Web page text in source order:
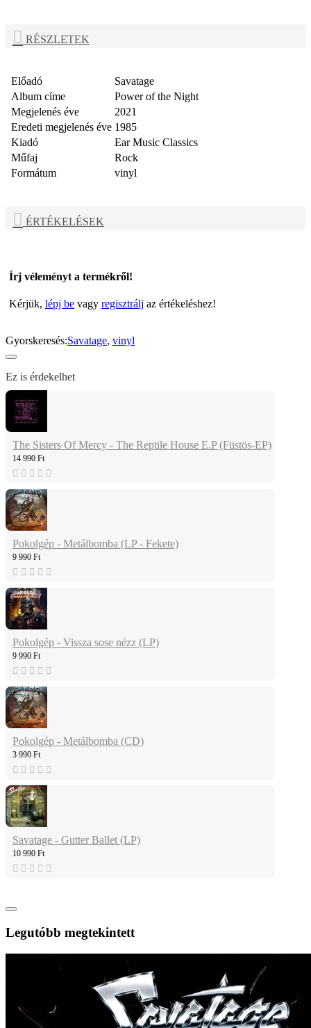
RÉSZLETEK
Előadó
Savatage
Album címe
Power of the Night
Megjelenés éve
2021
Eredeti megjelenés éve 1985
Kiadó
Ear Music Classics
Műfaj
Rock
Formátum
vinyl
ÉRTÉKELÉSEK
Írj véleményt a termékről!
Kérjük, lépj be vagy regisztrálj az értékeléshez!
Gyorskeresés:Savatage, vinyl
Ez is érdekelhet
The Sisters Of Mercy - The Reptile House E.P (Füstös-EP)
14 990 Ft
Pokolgép - Metálbomba (LP - Fekete)
9 990 Ft
Pokolgép - Vissza sose nézz (LP)
9 990 Ft
Pokolgép - Metálbomba (CD)
3 990 Ft
Savatage - Gutter Ballet (LP)
10 990 Ft
Legutóbb megtekintett